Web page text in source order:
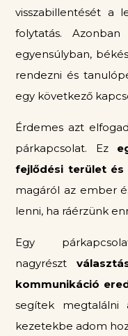
visszabillentését a
folytatás.
egyensúlyban,
rendezni és
egy következő
Érdemes azt
párkapcsolat. Ez
fejlődési terület
magáról az ember
lenni, ha ráérzünk
Egy
nagyrészt
kommunikáció
segítek megtalálni
kezetekbe adom